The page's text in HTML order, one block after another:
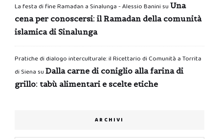
La festa di fine Ramadan a Sinalunga - Alessio Banini su Una
cena per conoscersi: il Ramadan della comunità
islamica di Sinalunga
Pratiche di dialogo interculturale: il Ricettario di Comunità a Torrita
di Siena su Dalla carne di coniglio alla farina di
grillo: tabù alimentari e scelte etiche
ARCHIVI